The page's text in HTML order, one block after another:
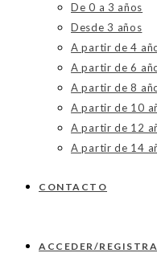
De 0 a 3 años
Desde 3 años
A partir de 4
A partir de 6
A partir de 8
A partir de 10
A partir de 12
A partir de 14
CONTACTO
ACCEDER/